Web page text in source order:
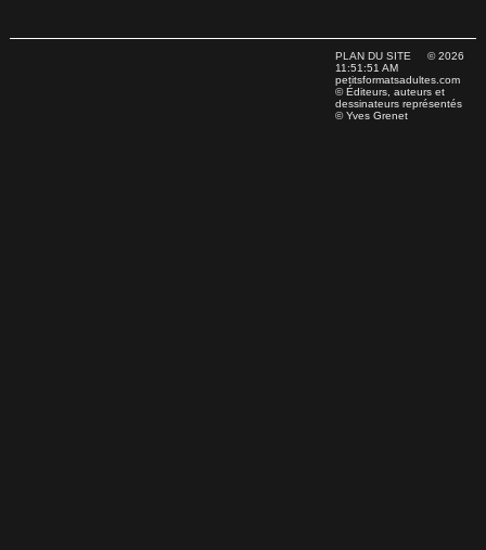
PLAN DU SITE © 2026
11:51:51 AM
petitsformatsadultes.com
© Éditeurs, auteurs et
dessinateurs représentés
© Yves Grenet